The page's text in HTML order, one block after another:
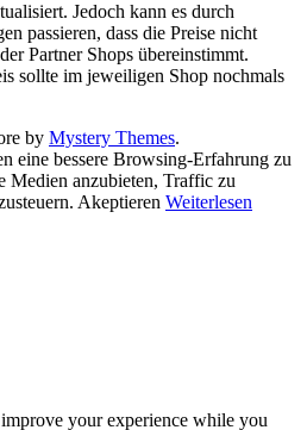
Jedoch kann es durch
passieren, dass die Preise nicht
Partner Shops übereinstimmt.
sollte im jeweiligen Shop nochmals
by Mystery Themes.
eine bessere Browsing-Erfahrung zu
Medien anzubieten, Traffic zu
Akeptieren Weiterlesen
your experience while you